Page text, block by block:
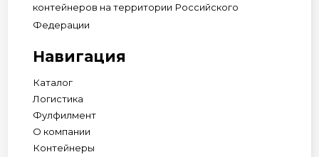
контейнеров на территории Российского
Федерации
Навигация
Каталог
Логистика
Фулфилмент
О компании
Контейнеры